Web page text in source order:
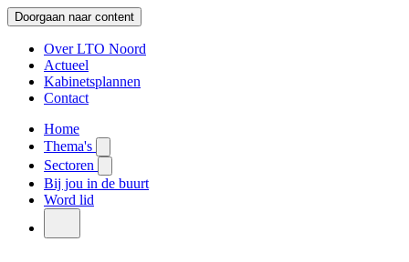
Doorgaan naar content
Over LTO Noord
Actueel
Kabinetsplannen
Contact
Home
Thema's
Sectoren
Bij jou in de buurt
Word lid